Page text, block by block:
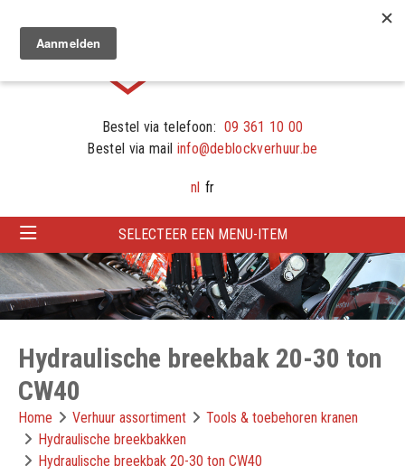
Bestel via telefoon: 09 361 10 00
Bestel via mail info@deblockverhuur.be
nl fr
SELECTEER EEN MENU-ITEM
Hydraulische breekbak 20-30 ton
CW40
Home Verhuur assortiment
Tools & toebehoren kranen
Hydraulische breekbakken
Hydraulische breekbak 20-30 ton CW40